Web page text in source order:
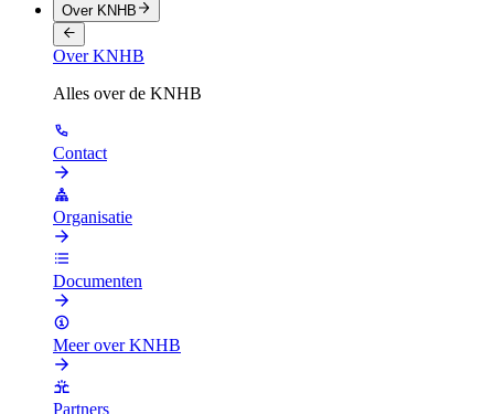
Over KNHB
Over KNHB
Alles over de KNHB
Contact
Organisatie
Documenten
Meer over KNHB
Partners